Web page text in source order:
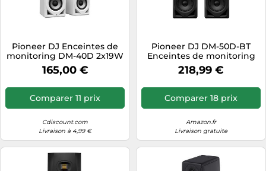
Pioneer DJ Enceintes de
monitoring DM-40D 2x19W
4" Bass Reflex Blanc
165,00 €
Comparer 11 prix
Cdiscount.com
Livraison à 4,99 €
Pioneer DJ DM-50D-BT
Enceintes de monitoring
de bureau 5 pouces avec
fonctionnalité Bluetooth®
218,99 €
Comparer 18 prix
Amazon.fr
Livraison gratuite